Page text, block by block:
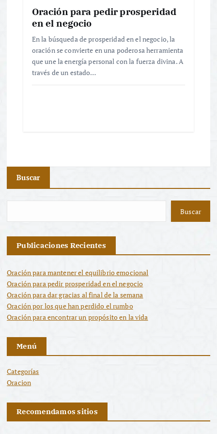
Oración para pedir prosperidad
en el negocio
En la búsqueda de prosperidad en el negocio, la
oración se convierte en una poderosa herramienta
que une la energía personal con la fuerza divina. A
través de un estado…
Buscar
Buscar
Publicaciones Recientes
Oración para mantener el equilibrio emocional
Oración para pedir prosperidad en el negocio
Oración para dar gracias al final de la semana
Oración por los que han perdido el rumbo
Oración para encontrar un propósito en la vida
Menú
Categorías
Oracion
Recomendamos sitios